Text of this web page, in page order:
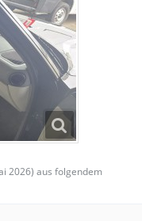
2026) aus folgendem